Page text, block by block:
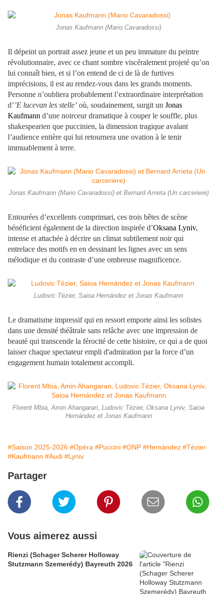
Jonas Kaufmann (Mario Cavaradossi)
Il dépeint un portrait assez jeune et un peu immature du peintre
révolutionnaire, avec ce chant sombre viscéralement projeté qu’on
lui connaît bien, et si l’on entend de ci de là de furtives
imprécisions, il est au rendez-vous dans les grands moments.
Personne n’oubliera probablement l’extraordinaire interprétation
d’’E lucevan les stelle’ où, soudainement, surgit un Jonas
Kaufmann d’une noirceur dramatique à couper le souffle, plus
shakespearien que puccinien, la dimension tragique avalant
l’audience entière qui lui retournera une ovation à le tenir
immuablement à terre.
Jonas Kaufmann (Mario Cavaradossi) et Bernard Arrieta (Un carceriere)
Entourées d’excellents comprimari, ces trois bêtes de scène
bénéficient également de la direction inspirée d’Oksana Lyniv,
intense et attachée à décrire un climat subtilement noir qui
entrelace des motifs en en dessinant les lignes avec un sens
mélodique et du contraste d’une ombreuse magnificence.
Ludovic Tézier, Saioa Hernández et Jonas Kaufmann
Le dramatisme impressif qui en ressort emporte ainsi les solistes
dans une densité théâtrale sans relâche avec une impression de
beauté qui transcende la férocité de cette histoire, ce qui a de quoi
laisser chaque spectateur empli d'admiration par la force d’un
engagement humain totalement accompli.
Florent Mbia, Amin Ahangaran, Ludovic Tézier, Oksana Lyniv, Saioa
Hernández et Jonas Kaufmann
#Saison 2025-2026 #Opéra #Puccini #ONP #Hernández #Tézier
#Kaufmann #Audi #Lyniv
Partager
Vous aimerez aussi
Rienzi (Schager Scherer Holloway
Stutzmann Szemerédy) Bayreuth 2026